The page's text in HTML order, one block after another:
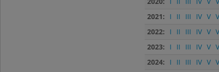
2021:
I II III IV V
2022:
I II III IV V
2023:
I II III IV V
2024:
I II III IV V